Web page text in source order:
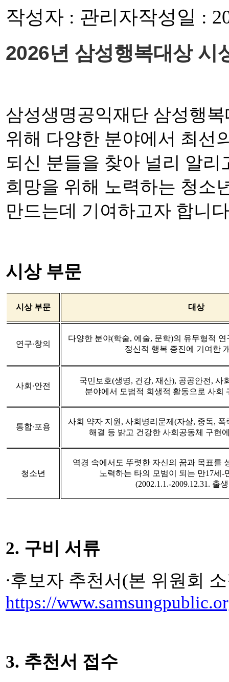
작성자 : 관리자작성일 :
2026년 삼성행복대상 시
삼성생명공익재단 삼성행
위해 다양한 분야에서 최선
되신 분들을 찾아 널리 알리
희망을 위해 노력하는 청소
만드는데 기여하고자 합니다
시상 부문
시상 부문 대상
연구∙창의
다양한 분야(학술, 에술, 문학)의 유무형적 연
정신적 행복 증진에 기여한
사회 ∙안전
국민보호(생명, 건강, 재산), 공공안전 , 사
분야에서 모범적 희생적 활동으로 사회
통합∙포용
사회 약자 지원 , 사회병리문제 (자살, 중독, 폭
해결 등 밝고 건강한 사회공동체 구현
청소년
역경 속에서도 뚜렷한 자신의 꿈과 목표를
노력하는 타의 모범이 되는 만17세 -
(2002.1.1.-2009.12.31. 출
2. 구비 서류
∙후보자 추천서(본 위원회
https://
3. 추천서 접수